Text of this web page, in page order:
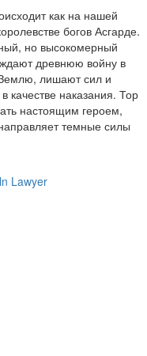
как на нашей
богов Асгарде.
но высокомерный
древнюю войну в
лишают сил и
качестве наказания. Тор
настоящим героем,
темные силы
Lawyer